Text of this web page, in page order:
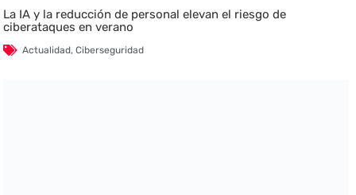
La IA y la reducción de personal elevan el riesgo de
ciberataques en verano
Actualidad,Ciberseguridad